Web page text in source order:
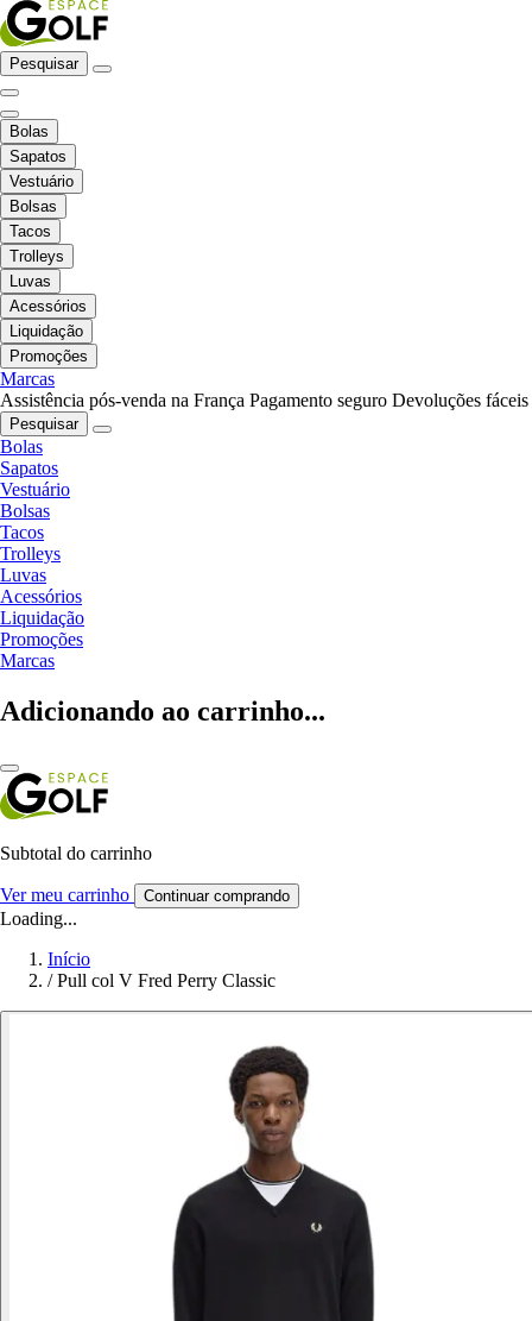
Pesquisar
Bolas
Sapatos
Vestuário
Bolsas
Tacos
Trolleys
Luvas
Acessórios
Liquidação
Promoções
Marcas
Assistência pós-venda na França Pagamento seguro Devoluções fáceis
Pesquisar
Bolas
Sapatos
Vestuário
Bolsas
Tacos
Trolleys
Luvas
Acessórios
Liquidação
Promoções
Marcas
Adicionando ao carrinho...
Subtotal do carrinho
Ver meu carrinho Continuar comprando
Loading...
Início
/ Pull col V Fred Perry Classic